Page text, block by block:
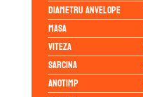
Diametru anvelope
Masa
Viteza
Sarcina
Anotimp